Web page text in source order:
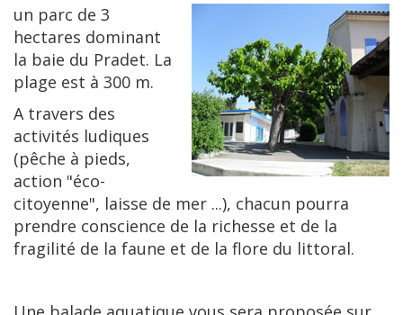
un parc de 3
hectares dominant
la baie du Pradet. La
plage est à 300 m.
A travers des
activités ludiques
(pêche à pieds,
action "éco-
citoyenne", laisse de mer ...), chacun pourra
prendre conscience de la richesse et de la
fragilité de la faune et de la flore du littoral.